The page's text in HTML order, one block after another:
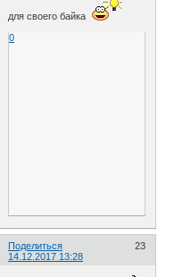
для своего байка
0
Поделиться
23
14.12.2017 13:28